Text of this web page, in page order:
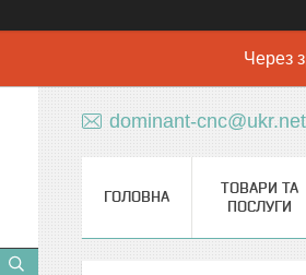
Через
dominant-cnc@ukr.net
ГОЛОВНА
ТОВАРИ ТА
ПОСЛУГИ